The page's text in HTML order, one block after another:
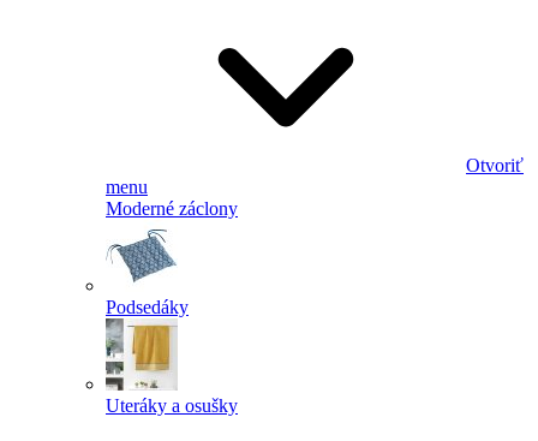
Otvoriť
menu
Moderné záclony
Podsedáky
Uteráky a osušky